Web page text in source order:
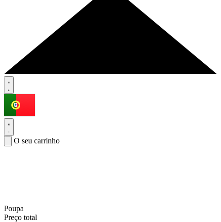
O seu carrinho
Poupa
Preço total